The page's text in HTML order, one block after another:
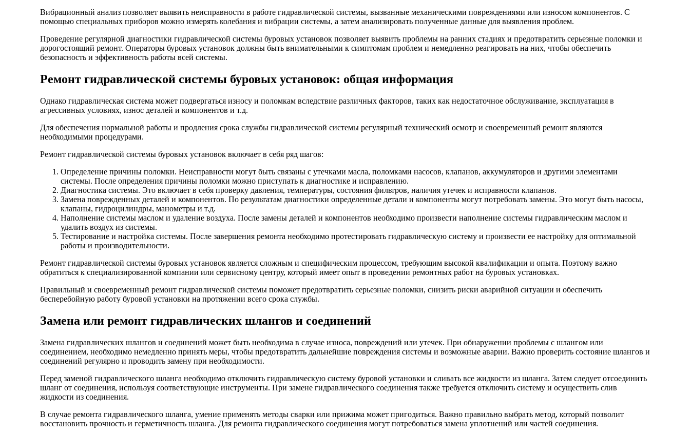
Вибрационный анализ позволяет выявить неисправности в работе гидравлической системы, вызванные механическими повреждениями или износом компонентов. С
помощью специальных приборов можно измерять колебания и вибрации системы, а затем анализировать полученные данные для выявления проблем.
Проведение регулярной диагностики гидравлической системы буровых установок позволяет выявить проблемы на ранних стадиях и предотвратить серьезные поломки и
дорогостоящий ремонт. Операторы буровых установок должны быть внимательными к симптомам проблем и немедленно реагировать на них, чтобы обеспечить
безопасность и эффективность работы всей системы.
Ремонт гидравлической системы буровых установок: общая информация
Однако гидравлическая система может подвергаться износу и поломкам вследствие различных факторов, таких как недостаточное обслуживание, эксплуатация в
агрессивных условиях, износ деталей и компонентов и т.д.
Для обеспечения нормальной работы и продления срока службы гидравлической системы регулярный технический осмотр и своевременный ремонт являются
необходимыми процедурами.
Ремонт гидравлической системы буровых установок включает в себя ряд шагов:
Определение причины поломки. Неисправности могут быть связаны с утечками масла, поломками насосов, клапанов, аккумуляторов и другими элементами
системы. После определения причины поломки можно приступать к диагностике и исправлению.
Диагностика системы. Это включает в себя проверку давления, температуры, состояния фильтров, наличия утечек и исправности клапанов.
Замена поврежденных деталей и компонентов. По результатам диагностики определенные детали и компоненты могут потребовать замены. Это могут быть насосы,
клапаны, гидроцилиндры, манометры и т.д.
Наполнение системы маслом и удаление воздуха. После замены деталей и компонентов необходимо произвести наполнение системы гидравлическим маслом и
удалить воздух из системы.
Тестирование и настройка системы. После завершения ремонта необходимо протестировать гидравлическую систему и произвести ее настройку для оптимальной
работы и производительности.
Ремонт гидравлической системы буровых установок является сложным и специфическим процессом, требующим высокой квалификации и опыта. Поэтому важно
обратиться к специализированной компании или сервисному центру, который имеет опыт в проведении ремонтных работ на буровых установках.
Правильный и своевременный ремонт гидравлической системы поможет предотвратить серьезные поломки, снизить риски аварийной ситуации и обеспечить
бесперебойную работу буровой установки на протяжении всего срока службы.
Замена или ремонт гидравлических шлангов и соединений
Замена гидравлических шлангов и соединений может быть необходима в случае износа, повреждений или утечек. При обнаружении проблемы с шлангом или
соединением, необходимо немедленно принять меры, чтобы предотвратить дальнейшие повреждения системы и возможные аварии. Важно проверить состояние шлангов и
соединений регулярно и проводить замену при необходимости.
Перед заменой гидравлического шланга необходимо отключить гидравлическую систему буровой установки и сливать все жидкости из шланга. Затем следует отсоединить
шланг от соединения, используя соответствующие инструменты. При замене гидравлического соединения также требуется отключить систему и осуществить слив
жидкости из соединения.
В случае ремонта гидравлического шланга, умение применять методы сварки или прижима может пригодиться. Важно правильно выбрать метод, который позволит
восстановить прочность и герметичность шланга. Для ремонта гидравлического соединения могут потребоваться замена уплотнений или частей соединения.